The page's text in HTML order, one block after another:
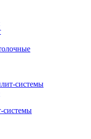
системы
системы